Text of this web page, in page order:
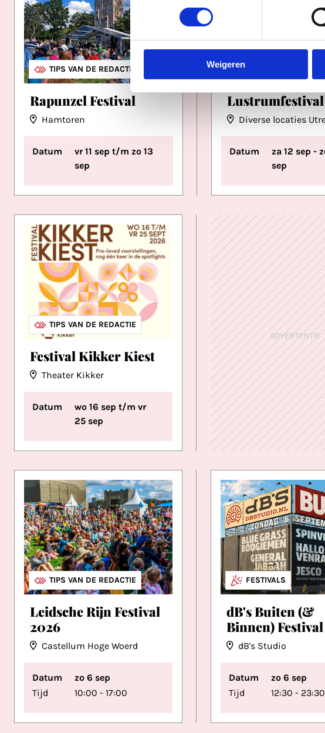
Weigeren
FESTIVALS
TIPS VAN DE REDACTIE
Rapunzel Festival
Hamtoren
Datum
vr 11 sep t/m zo 13
sep
Lustrumfestival
Diverse locaties
Datum
za 12 sep -
sep
FESTIVALS
THEATER & TONEEL
TIPS VAN DE REDACTIE
Festival Kikker Kiest
Theater Kikker
Datum
wo 16 sep t/m vr
25 sep
ADVERTENTIE
FESTIVALS
TIPS VAN DE REDACTIE
Leidsche Rijn Festival
2026
Castellum Hoge Woerd
Datum
zo 6 sep
Tijd
10:00 - 17:00
FESTIVALS
dB's Buiten (&
Binnen) Festival
dB's Studio
Datum
zo 6 sep
Tijd
12:30 - 23:30